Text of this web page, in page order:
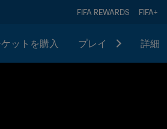
FIFA REWARDS FIFA+
ットを購入 プレイ 詳細